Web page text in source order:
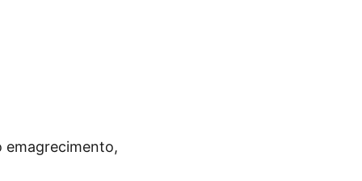
emagrecimento,